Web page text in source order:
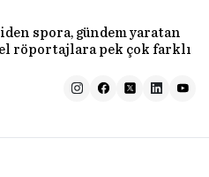
spora, gündem yaratan
röportajlara pek çok farklı